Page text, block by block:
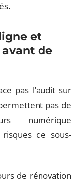
et
de
pas l’audit sur
pas de
numérique
risques de sous-
de rénovation